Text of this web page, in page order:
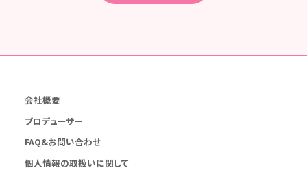
会社概要
プロデューサー
FAQ&お問い合わせ
個人情報の取扱いに関して